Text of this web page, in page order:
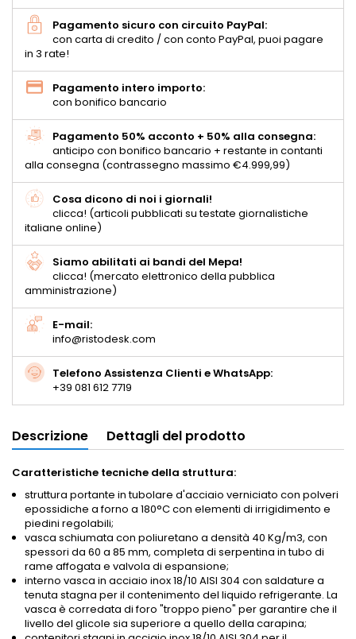
Pagamento sicuro con circuito PayPal:
con carta di credito / con conto PayPal, puoi pagare
in 3 rate!
Pagamento intero importo:
con bonifico bancario
Pagamento 50% acconto + 50% alla consegna:
anticipo con bonifico bancario + restante in contanti
alla consegna (contrassegno massimo €4.999,99)
Cosa dicono di noi i giornali!
clicca! (articoli pubblicati su testate giornalistiche
italiane online)
Siamo abilitati ai bandi del Mepa!
clicca! (mercato elettronico della pubblica
amministrazione)
E-mail:
info@ristodesk.com
Telefono Assistenza Clienti e WhatsApp:
+39 081 612 7719
Descrizione Dettagli del prodotto
Caratteristiche tecniche della struttura:
struttura portante in tubolare d'acciaio verniciato con polveri
epossidiche a forno a 180°C con elementi di irrigidimento e
piedini regolabili;
vasca schiumata con poliuretano a densità 40 Kg/m3, con
spessori da 60 a 85 mm, completa di serpentina in tubo di
rame affogata e valvola di espansione;
interno vasca in acciaio inox 18/10 AISI 304 con saldature a
tenuta stagna per il contenimento del liquido refrigerante. La
vasca è corredata di foro "troppo pieno" per garantire che il
livello del glicole sia superiore a quello della carapina;